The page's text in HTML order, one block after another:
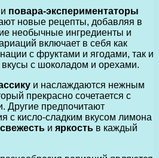
и повара-экспериментаторы
новые рецепты, добавляя в
необычные ингредиенты и
включает в себя как
с фруктами и ягодами, так и
с шоколадом и орехами.
и наслаждаются нежным
прекрасно сочетается с
Другие предпочитают
с кисло-сладким вкусом лимона
свежесть и яркость в каждый